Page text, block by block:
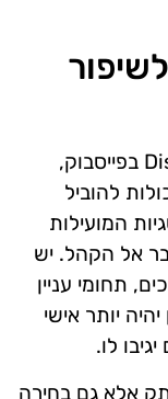
כאשר מדברים על שיפור קמפיין Display בפייסבוק,
להוביל
המועילות
אל הקהל. יש
תחומי עניין
יותר אישי
לו.
אלא גם בחירה